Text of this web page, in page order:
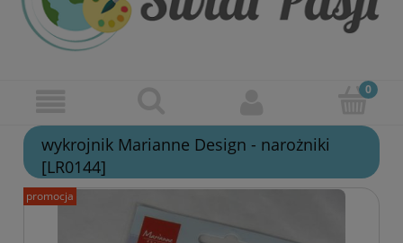
wykrojnik Marianne Design - narożniki
[LR0144]
promocja